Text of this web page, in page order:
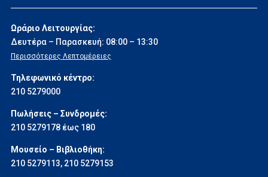
Ωράριο Λειτουργίας:
Δευτέρα – Παρασκευή: 08:00 – 13:30
Περισσότερες Λεπτομέρειες
Τηλεφωνικό κέντρο:
210 5279000
Πωλήσεις – Συνδρομές:
210 5279178 έως 180
Μουσείο – Βιβλιοθήκη:
210 5279113, 210 5279153